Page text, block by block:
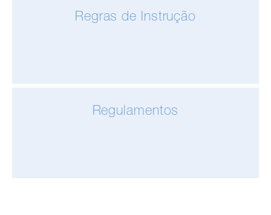
Regras de Instrução
Regulamentos